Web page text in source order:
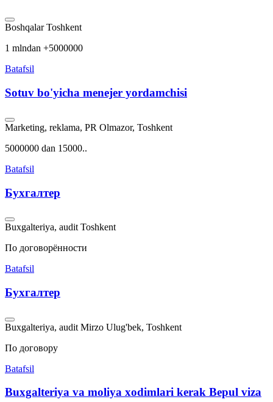
Boshqalar Toshkent
1 mlndan +5000000
Batafsil
Sotuv bo'yicha menejer yordamchisi
Marketing, reklama, PR Olmazor, Toshkent
5000000 dan 15000..
Batafsil
Бухгалтер
Buxgalteriya, audit Toshkent
По договорённости
Batafsil
Бухгалтер
Buxgalteriya, audit Mirzo Ulug'bek, Toshkent
По договору
Batafsil
Buxgalteriya va moliya xodimlari kerak Bepul viza